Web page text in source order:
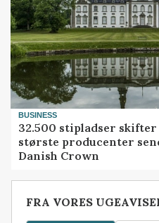
BUSINESS
32.500 stipladser
største producenter
Danish Crown
FRA VORES